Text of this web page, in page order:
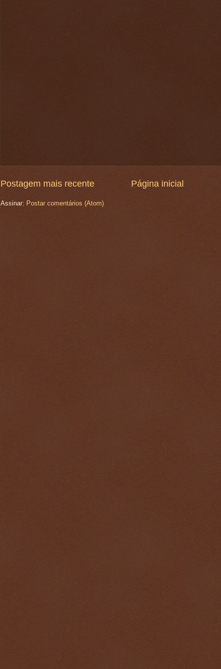
Postagem mais recente Página inicial
Assinar: Postar comentários (Atom)